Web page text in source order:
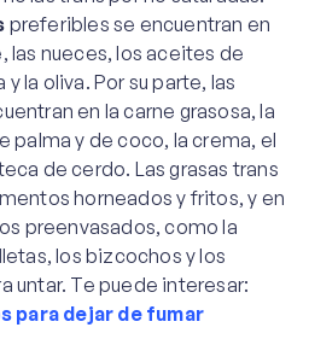
preferibles se encuentran en
las nueces, los aceites de
la oliva. Por su parte, las
en la carne grasosa, la
palma y de coco, la crema, el
de cerdo. Las grasas trans
horneados y fritos, y en
preenvasados, como la
los bizcochos y los
untar. Te puede interesar:
para dejar de fumar